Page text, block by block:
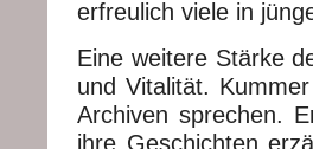
erfreulich viele in
Eine weitere Stärke
und Vitalität.
Archiven sprechen.
ihre Geschichten